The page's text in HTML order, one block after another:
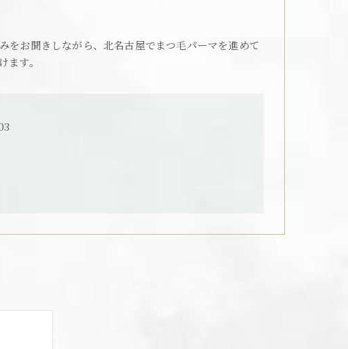
をお聞きしながら、北名古屋でまつ毛パーマを進めて
す。